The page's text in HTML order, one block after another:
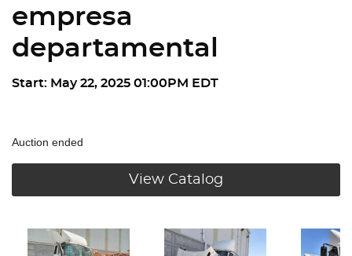
empresa
departamental
Start: May 22, 2025 01:00PM EDT
Auction ended
View Catalog